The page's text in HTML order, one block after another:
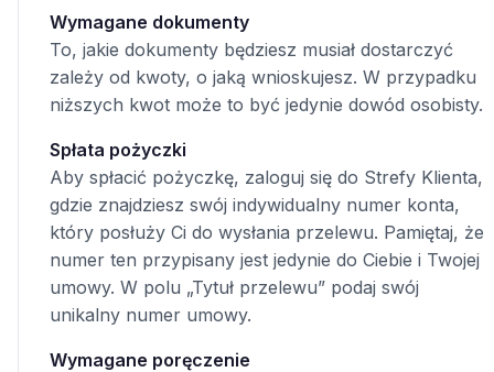
Wymagane dokumenty
To, jakie dokumenty będziesz musiał dostarczyć
zależy od kwoty, o jaką wnioskujesz. W przypadku
niższych kwot może to być jedynie dowód osobisty.
Spłata pożyczki
Aby spłacić pożyczkę, zaloguj się do Strefy Klienta,
gdzie znajdziesz swój indywidualny numer konta,
który posłuży Ci do wysłania przelewu. Pamiętaj, że
numer ten przypisany jest jedynie do Ciebie i Twojej
umowy. W polu „Tytuł przelewu” podaj swój
unikalny numer umowy.
Wymagane poręczenie